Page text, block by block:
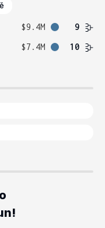
$9.4M
9
$7.4M 10